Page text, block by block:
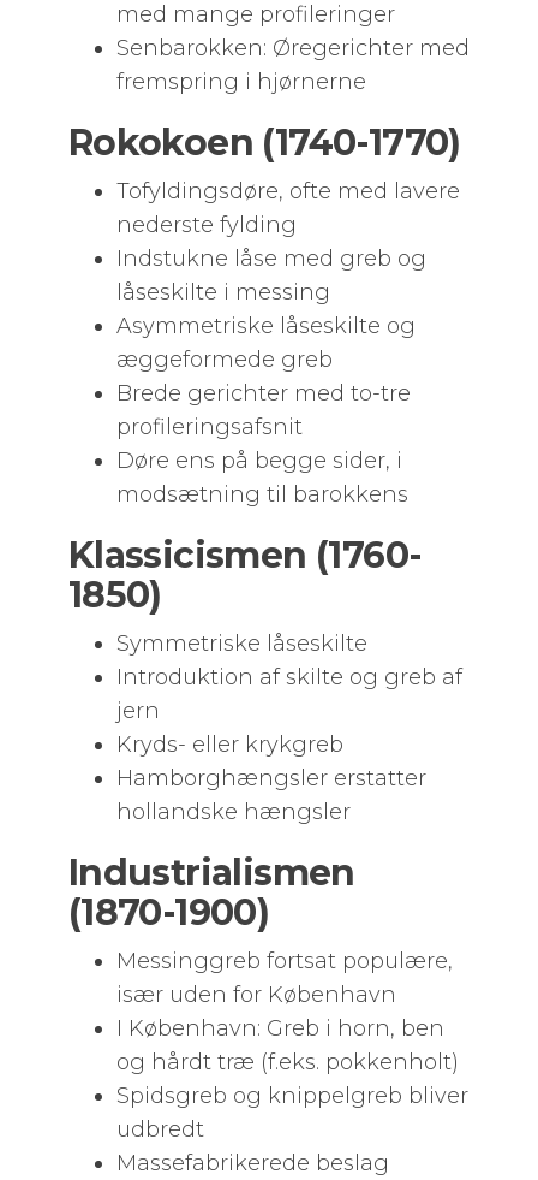
med mange profileringer
Senbarokken: Øregerichter med
fremspring i hjørnerne
Rokokoen (1740-1770)
Tofyldingsdøre, ofte med lavere
nederste fylding
Indstukne låse med greb og
låseskilte i messing
Asymmetriske låseskilte og
æggeformede greb
Brede gerichter med to-tre
profileringsafsnit
Døre ens på begge sider, i
modsætning til barokkens
Klassicismen (1760-
1850)
Symmetriske låseskilte
Introduktion af skilte og greb af
jern
Kryds- eller krykgreb
Hamborghængsler erstatter
hollandske hængsler
Industrialismen
(1870-1900)
Messinggreb fortsat populære,
især uden for København
I København: Greb i horn, ben
og hårdt træ (f.eks. pokkenholt)
Spidsgreb og knippelgreb bliver
udbredt
Massefabrikerede beslag